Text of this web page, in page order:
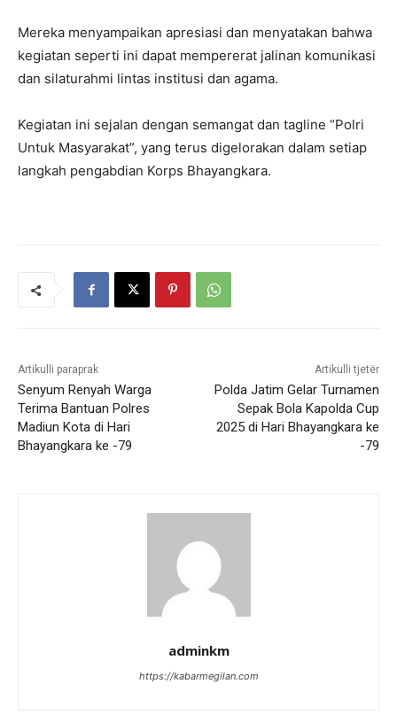
Mereka menyampaikan apresiasi dan menyatakan bahwa
kegiatan seperti ini dapat mempererat jalinan komunikasi
dan silaturahmi lintas institusi dan agama.
Kegiatan ini sejalan dengan semangat dan tagline “Polri
Untuk Masyarakat”, yang terus digelorakan dalam setiap
langkah pengabdian Korps Bhayangkara.
Artikulli paraprak
Senyum Renyah Warga
Terima Bantuan Polres
Madiun Kota di Hari
Bhayangkara ke -79
Artikulli tjetër
Polda Jatim Gelar Turnamen
Sepak Bola Kapolda Cup
2025 di Hari Bhayangkara ke
-79
adminkm
https://kabarmegilan.com